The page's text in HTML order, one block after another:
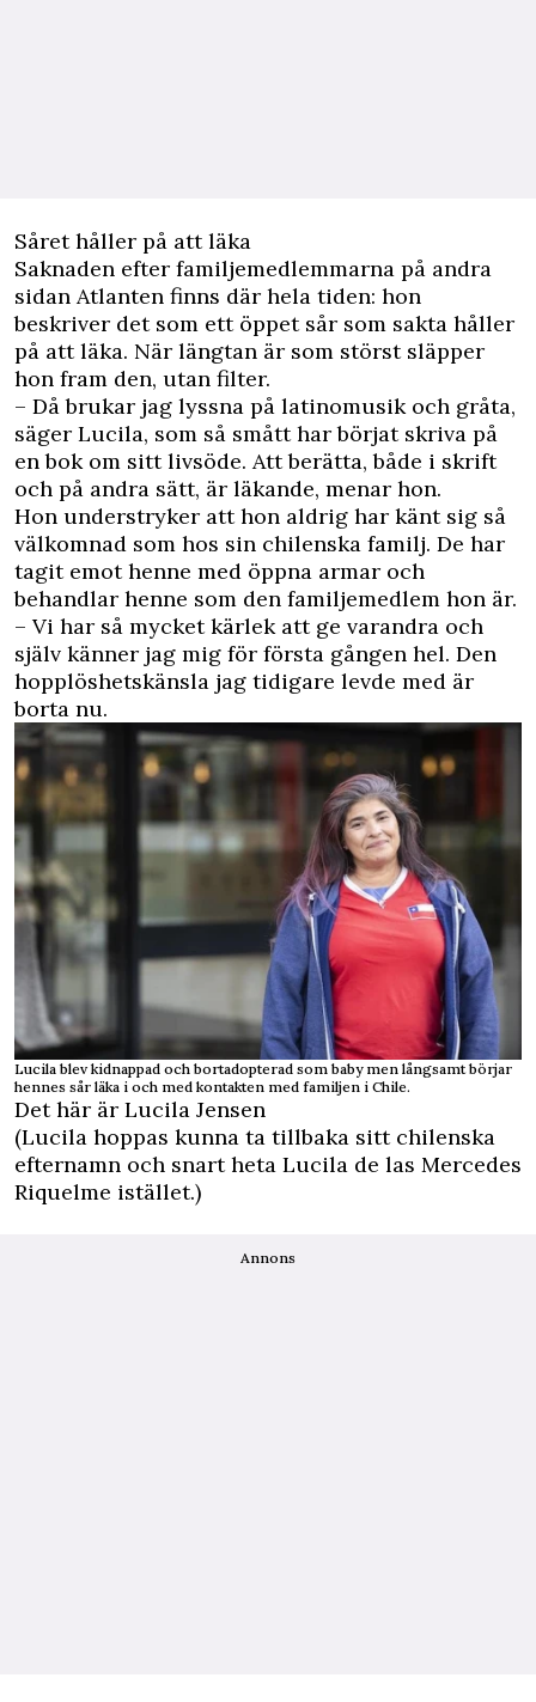
Såret håller på att läka
Saknaden efter familjemedlemmarna på andra
sidan Atlanten finns där hela tiden: hon
beskriver det som ett öppet sår som sakta håller
på att läka. När längtan är som störst släpper
hon fram den, utan filter.
– Då brukar jag lyssna på latinomusik och gråta,
säger Lucila, som så smått har börjat skriva på
en bok om sitt livsöde. Att berätta, både i skrift
och på andra sätt, är läkande, menar hon.
Hon understryker att hon aldrig har känt sig så
välkomnad som hos sin chilenska familj. De har
tagit emot henne med öppna armar och
behandlar henne som den familjemedlem hon är.
– Vi har så mycket kärlek att ge varandra och
själv känner jag mig för första gången hel. Den
hopplöshetskänsla jag tidigare levde med är
borta nu.
Lucila blev kidnappad och bortadopterad som baby men långsamt börjar
hennes sår läka i och med kontakten med familjen i Chile.
Det här är Lucila Jensen
(Lucila hoppas kunna ta tillbaka sitt chilenska
efternamn och snart heta Lucila de las Mercedes
Riquelme istället.)
Annons